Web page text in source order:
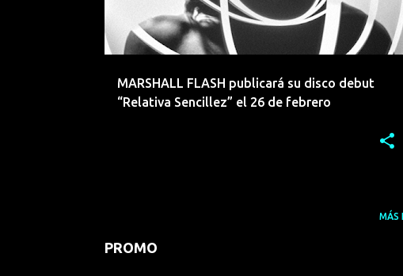
a
d
MARSHALL FLASH publicará su disco debut
“Relativa Sencillez” el 26 de febrero
MÁS
PROMO